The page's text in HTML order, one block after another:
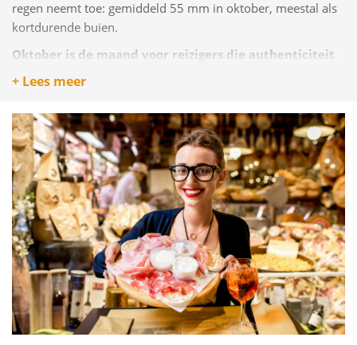
regen neemt toe: gemiddeld 55 mm in oktober, meestal als
kortdurende buien.
Oktober is de maand voor reizigers die authenticiteit
zoeken
olijfolie van de eigen oogst. Het licht in oktober heeft een
kwaliteit die fotografen kennen: warm en laagstaand, perfect
voor de witte dorpen en de olijfgaarden.
+ Lees meer